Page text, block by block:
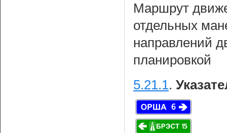
Маршрут
отдельных
направлений
планировкой
5.21.1.